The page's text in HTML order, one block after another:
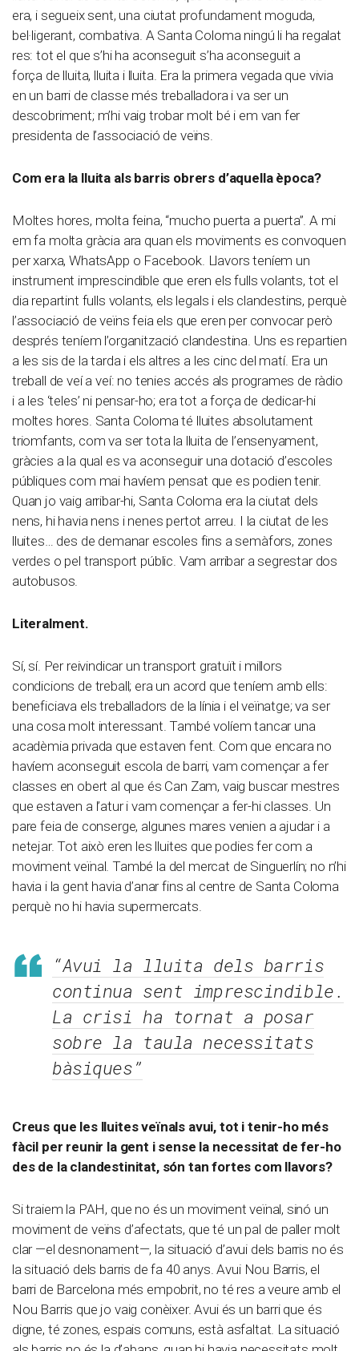
era, i segueix sent, una ciutat profundament moguda,
bel·ligerant, combativa. A Santa Coloma ningú li ha regalat
res: tot el que s’hi ha aconseguit s’ha aconseguit a
força de lluita, lluita i lluita. Era la primera vegada que vivia
en un barri de classe més treballadora i va ser un
descobriment; m’hi vaig trobar molt bé i em van fer
presidenta de l’associació de veïns.
Com era la lluita als barris obrers d’aquella època?
Moltes hores, molta feina, “mucho puerta a puerta”. A mi
em fa molta gràcia ara quan els moviments es convoquen
per xarxa, WhatsApp o Facebook. Llavors teníem un
instrument imprescindible que eren els fulls volants, tot el
dia repartint fulls volants, els legals i els clandestins, perquè
l’associació de veïns feia els que eren per convocar però
després teníem l’organització clandestina. Uns es repartien
a les sis de la tarda i els altres a les cinc del matí. Era un
treball de veí a veí: no tenies accés als programes de ràdio
i a les ‘teles’ ni pensar-ho; era tot a força de dedicar-hi
moltes hores. Santa Coloma té lluites absolutament
triomfants, com va ser tota la lluita de l’ensenyament,
gràcies a la qual es va aconseguir una dotació d’escoles
públiques com mai havíem pensat que es podien tenir.
Quan jo vaig arribar-hi, Santa Coloma era la ciutat dels
nens, hi havia nens i nenes pertot arreu. I la ciutat de les
lluites… des de demanar escoles fins a semàfors, zones
verdes o pel transport públic. Vam arribar a segrestar dos
autobusos.
Literalment.
Sí, sí. Per reivindicar un transport gratuït i millors
condicions de treball; era un acord que teníem amb ells:
beneficiava els treballadors de la línia i el veïnatge; va ser
una cosa molt interessant. També volíem tancar una
acadèmia privada que estaven fent. Com que encara no
havíem aconseguit escola de barri, vam començar a fer
classes en obert al que és Can Zam, vaig buscar mestres
que estaven a l’atur i vam començar a fer-hi classes. Un
pare feia de conserge, algunes mares venien a ajudar i a
netejar. Tot això eren les lluites que podies fer com a
moviment veïnal. També la del mercat de Singuerlín; no n’hi
havia i la gent havia d’anar fins al centre de Santa Coloma
perquè no hi havia supermercats.
“Avui la lluita dels barris
continua sent imprescindible.
La crisi ha tornat a posar
sobre la taula necessitats
bàsiques”
Creus que les lluites veïnals avui, tot i tenir-ho més
fàcil per reunir la gent i sense la necessitat de fer-ho
des de la clandestinitat, són tan fortes com llavors?
Si traiem la PAH, que no és un moviment veïnal, sinó un
moviment de veïns d’afectats, que té un pal de paller molt
clar —el desnonament—, la situació d’avui dels barris no és
la situació dels barris de fa 40 anys. Avui Nou Barris, el
barri de Barcelona més empobrit, no té res a veure amb el
Nou Barris que jo vaig conèixer. Avui és un barri que és
digne, té zones, espais comuns, està asfaltat. La situació